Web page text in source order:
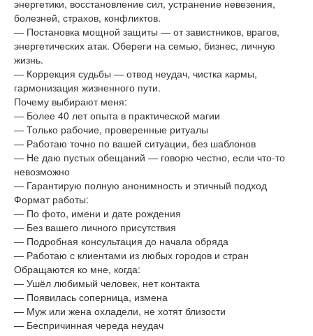
энергетики, восстановление сил, устранение невезения,
болезней, страхов, конфликтов.
— Постановка мощной защиты — от завистников, врагов,
энергетических атак. Обереги на семью, бизнес, личную
жизнь.
— Коррекция судьбы — отвод неудач, чистка кармы,
гармонизация жизненного пути.
Почему выбирают меня:
— Более 40 лет опыта в практической магии
— Только рабочие, проверенные ритуалы
— Работаю точно по вашей ситуации, без шаблонов
— Не даю пустых обещаний — говорю честно, если что-то
невозможно
— Гарантирую полную анонимность и этичный подход
Формат работы:
— По фото, имени и дате рождения
— Без вашего личного присутствия
— Подробная консультация до начала обряда
— Работаю с клиентами из любых городов и стран
Обращаются ко мне, когда:
— Ушёл любимый человек, нет контакта
— Появилась соперница, измена
— Муж или жена охладели, не хотят близости
— Беспричинная череда неудач